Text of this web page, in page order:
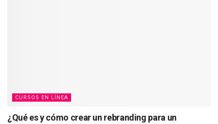
CURSOS EN LÍNEA
¿Qué es y cómo crear un rebranding para un